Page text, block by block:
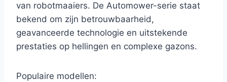
van robotmaaiers. De Automower-serie staat
bekend om zijn betrouwbaarheid,
geavanceerde technologie en uitstekende
prestaties op hellingen en complexe gazons.
Populaire modellen: